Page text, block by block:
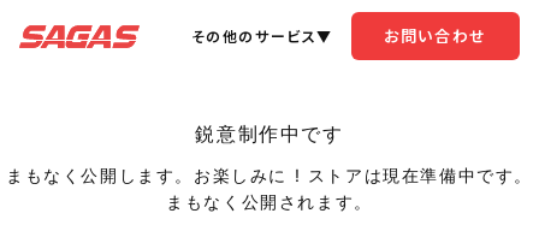
その他のサービス▼ お問い合わせ
鋭意制作中です
まもなく公開します。お楽しみに ! ストアは現在準備中です。
まもなく公開されます。